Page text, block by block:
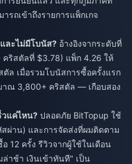
ารถเข้าถึงรายการแพ็กเกจ
ละไม่มีโบนัส? อ้างอิงจากระดับที่
คริสตัลที่ $3.78) แพ็ก 4.26 ให้
ล เมื่อรวมโบนัสการซื้อครั้งแรก
าณ 3,800+ คริสตัล — เกือบสอง
วแค่ไหน? ปลอดภัย BitTopup ใช้
ผ่าน) และการจัดส่งที่ผมติดตาม
12 ครั้ง รีวิวจากผู้ใช้ในเดือน
าช้า เงินเข้าทันที" เป็น